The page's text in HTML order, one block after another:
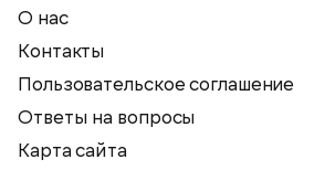
О нас
Контакты
Пользовательское соглашение
Ответы на вопросы
Карта сайта